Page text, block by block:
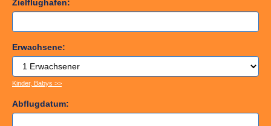
Zielflughafen:
Erwachsene:
Kinder, Babys >>
Abflugdatum: